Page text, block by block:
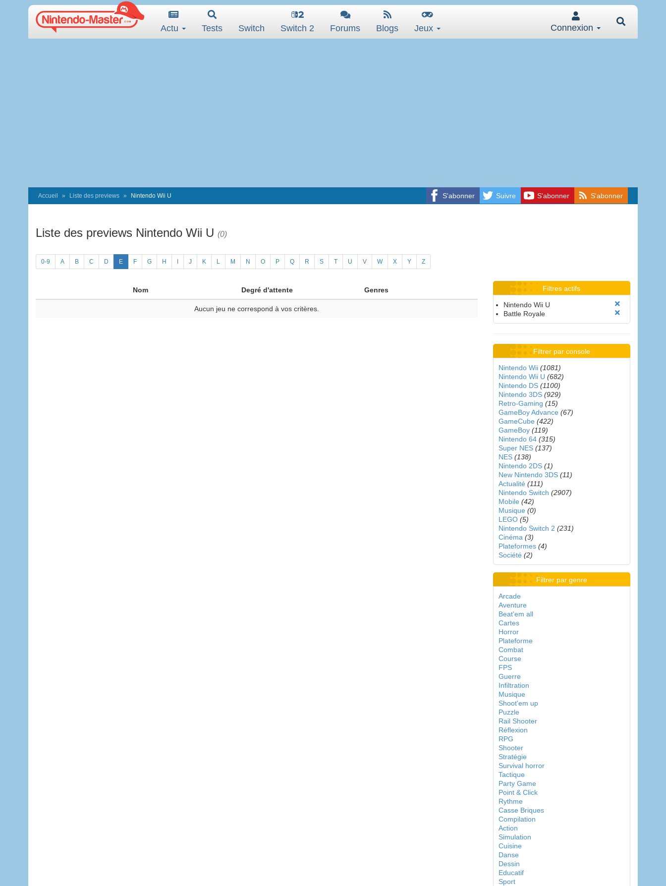
Actu Tests Switch Switch 2 Forums Blogs Jeux Connexion
S'abonner Suivre S'abonner S'abonner
Accueil Liste des previews Nintendo Wii U
Liste des previews Nintendo Wii U (0)
0-9 A B C D E F G H J K L M N O P Q R S T U V W X Y Z
Nom Degré d'attente Genres
Aucun jeu ne correspond à vos critères.
Filtres actifs
Nintendo Wii U
Battle Royale
Filtrer par console
Nintendo Wii (1081)
Nintendo Wii U (682)
Nintendo DS (1100)
Nintendo 3DS (929)
Retro-Gaming (15)
GameBoy Advance (67)
GameCube (422)
GameBoy (119)
Nintendo 64 (315)
Super NES (137)
NES (138)
Nintendo 2DS (1)
New Nintendo 3DS (11)
Actualité (111)
Nintendo Switch (2907)
Mobile (42)
Musique (0)
LEGO (5)
Nintendo Switch 2 (231)
Cinéma (3)
Plateformes (4)
Société (2)
Filtrer par genre
Arcade
Aventure
Beat'em all
Cartes
Horror
Plateforme
Combat
Course
FPS
Guerre
Infiltration
Musique
Shoot'em up
Puzzle
Rail Shooter
Réflexion
RPG
Shooter
Stratégie
Survival horror
Tactique
Party Game
Point & Click
Rythme
Casse Briques
Compilation
Action
Simulation
Cuisine
Danse
Dessin
Educatif
Sport